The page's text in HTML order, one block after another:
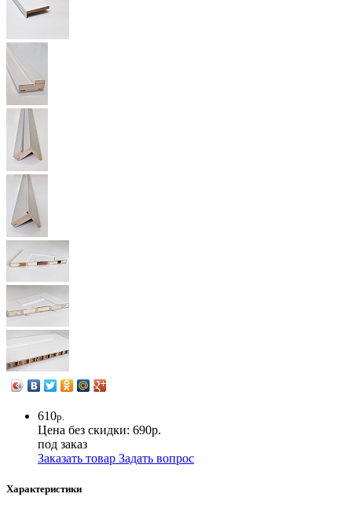
610р.
Цена без скидки: 690р.
под заказ
Заказать товар Задать вопрос
Характеристики